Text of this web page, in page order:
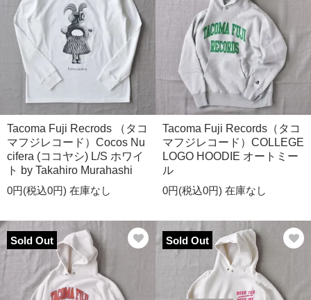
Tacoma Fuji Recrods （タコ
マフジレコード）Cocos Nu
cifera (ココヤシ) L/S ホワイ
ト by Takahiro Murahashi
0円(税込0円) 在庫なし
Tacoma Fuji Records（タコ
マフジレコード）COLLEGE
LOGO HOODIE オートミー
ル
0円(税込0円) 在庫なし
Sold Out Sold Out